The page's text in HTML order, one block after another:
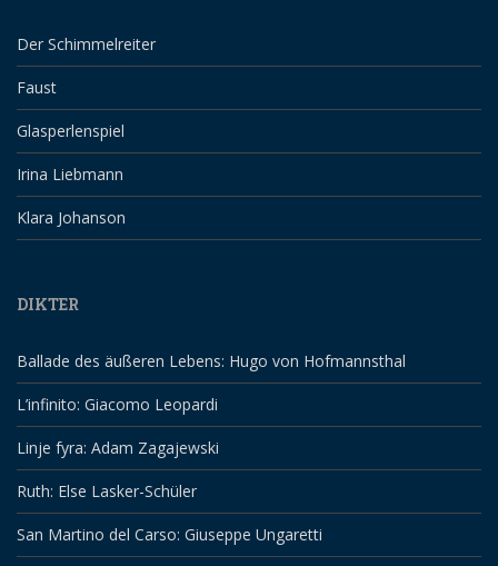
Der Schimmelreiter
Faust
Glasperlenspiel
Irina Liebmann
Klara Johanson
DIKTER
Ballade des äußeren Lebens: Hugo von Hofmannsthal
L’infinito: Giacomo Leopardi
Linje fyra: Adam Zagajewski
Ruth: Else Lasker-Schüler
San Martino del Carso: Giuseppe Ungaretti